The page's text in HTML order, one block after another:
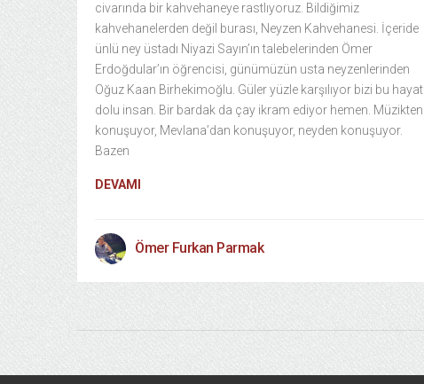
civarında bir kahvehaneye rastlıyoruz. Bildiğimiz
kahvehanelerden değil burası, Neyzen Kahvehanesi. İçeride
ünlü ney üstadı Niyazi Sayın’ın talebelerinden Ömer
Erdoğdular’ın öğrencisi, günümüzün usta neyzenlerinden
Oğuz Kaan Birhekimoğlu. Güler yüzle karşılıyor bizi bu hayat
dolu insan. Bir bardak da çay ikram ediyor hemen. Müzikten
konuşuyor, Mevlana’dan konuşuyor, neyden konuşuyor.
Bazen
DEVAMI
Ömer Furkan Parmak